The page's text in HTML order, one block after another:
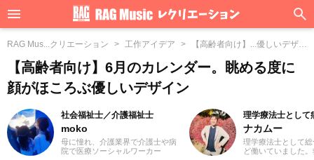
RAG Mus...クリエーション 工作アイデア
【高齢者向け】...優しいデザイ
【高齢者向け】6月のカレンダー。眺める度に
顔がほころぶ優しいデザイン
社会福祉士／介護福祉士
moko
母に憧れ、介護業界で介護士や病
院で医療ソーシャルワーカー
理学療法士として
ナカムー
理学療法士として
ど働いていました